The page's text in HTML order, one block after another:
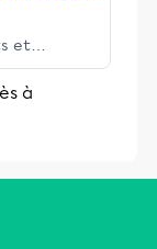
et
élèves
à